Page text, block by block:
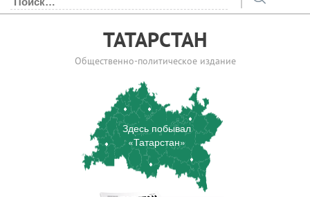
ТАТАРСТАН
Общественно-политическое издание
Здесь побывал
«Татарстан»